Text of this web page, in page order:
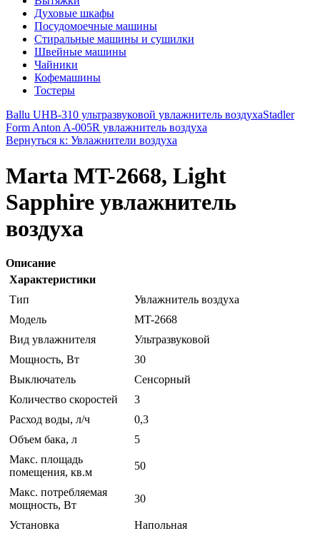
Духовые шкафы
Посудомоечные машины
Стиральные машины и сушилки
Швейные машины
Чайники
Кофемашины
Тостеры
Ballu UHB-310 ультразвуковой увлажнитель воздухаStadler
Form Anton A-005R увлажнитель воздуха
Вернуться к: Увлажнители воздуха
Marta MT-2668, Light
Sapphire увлажнитель
воздуха
Описание
Характеристики
Тип
Увлажнитель воздуха
Модель
MT-2668
Вид увлажнителя
Ультразвуковой
Мощность, Вт
30
Выключатель
Сенсорный
Количество скоростей
3
Расход воды, л/ч
0,3
Объем бака, л
5
Макс. площадь
помещения, кв.м
50
Макс. потребляемая
мощность, Вт
30
Установка
Напольная